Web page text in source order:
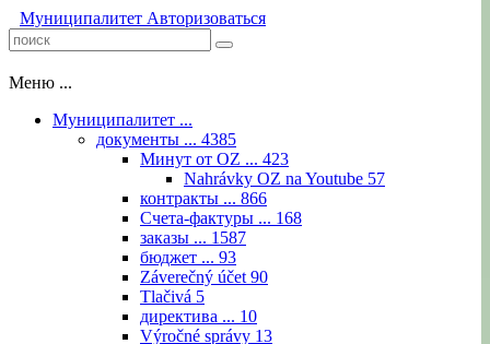
Муниципалитет Авторизоваться
Меню ...
Муниципалитет ...
документы ... 4385
Минут от OZ ... 423
Nahrávky OZ na Youtube 57
контракты ... 866
Счета-фактуры ... 168
заказы ... 1587
бюджет ... 93
Záverečný účet 90
Tlačivá 5
директива ... 10
Výročné správy 13